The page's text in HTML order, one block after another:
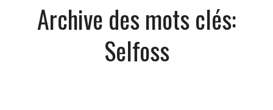
Archive des mots clés:
Selfoss